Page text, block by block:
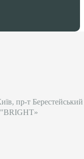
пр-т Берестейський